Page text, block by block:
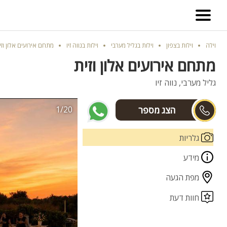
וילה וילות בצפון וילות בגליל מערבי וילות בנווה זיו מתחם אירועים אלון
מתחם אירועים אלון וזית
גליל מערבי, נווה זיו
גלריות
מידע
מפת הגעה
חוות דעת
1/20